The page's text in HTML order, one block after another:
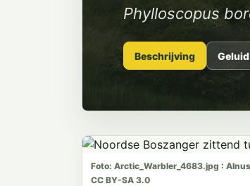
Phylloscopus
Beschrijving Geluid
Foto: Arctic_Warbler_4683.jpg :
CC BY-SA 3.0